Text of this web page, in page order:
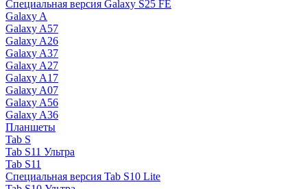
Специальная версия Galaxy S25 FE
Galaxy A
Galaxy A57
Galaxy A26
Galaxy A37
Galaxy A27
Galaxy A17
Galaxy A07
Galaxy A56
Galaxy A36
Планшеты
Tab S
Tab S11 Ультра
Tab S11
Специальная версия Tab S10 Lite